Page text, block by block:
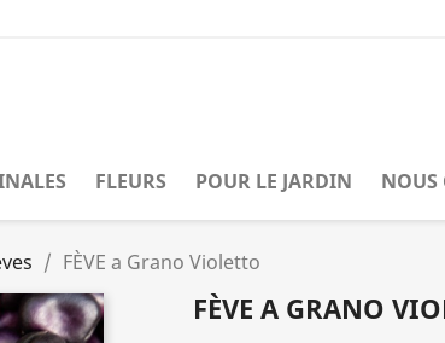
FLEURS POUR LE JARDIN NOUS
FÈVE a Grano Violetto
FÈVE A GRANO